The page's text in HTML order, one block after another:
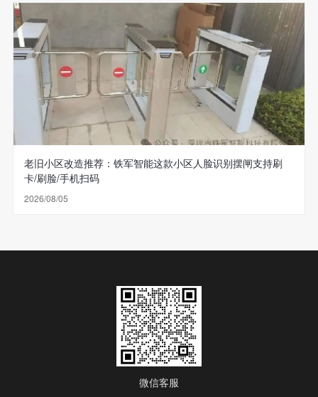
老旧小区改造推荐：铁军智能这款小区人脸识别摆闸支持刷
卡/刷脸/手机扫码
2026/08/05
微信客服